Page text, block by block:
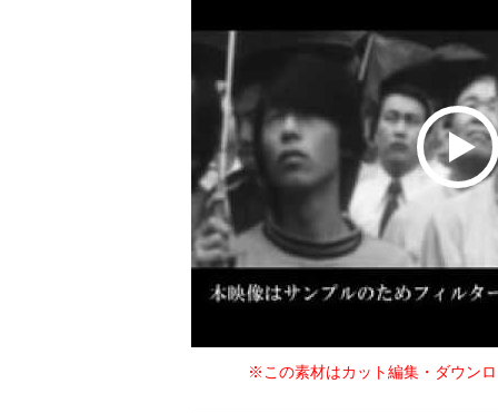
※この素材はカット編集・ダウン